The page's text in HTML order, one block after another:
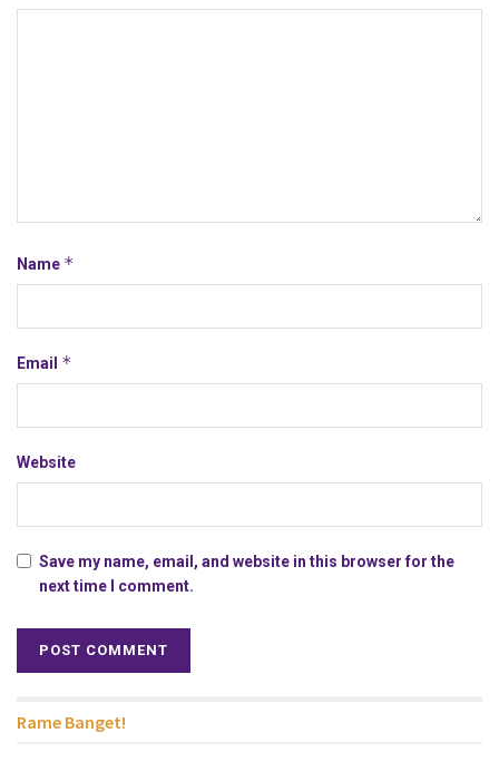
Name *
Email *
Website
Save my name, email, and website in this browser for the
next time I comment.
Rame Banget!